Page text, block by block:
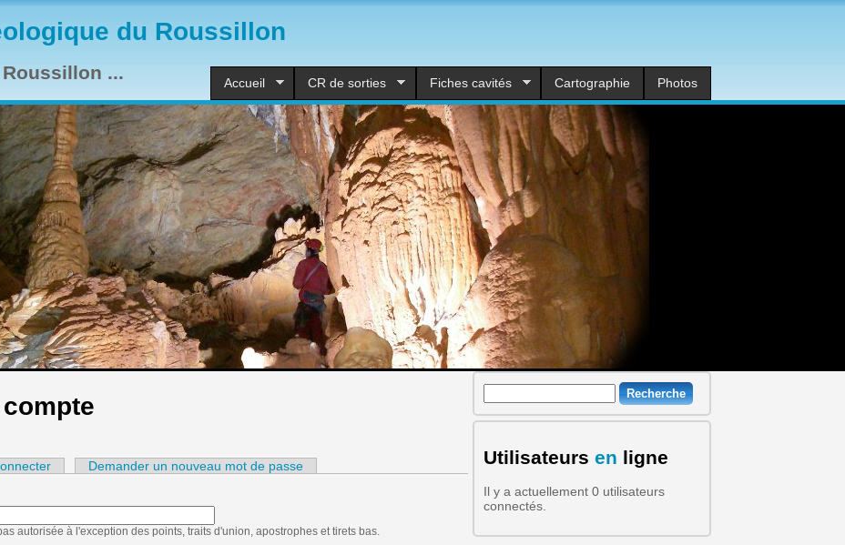
du Roussillon
... Accueil CR de sorties Fiches cavités Cartographie Photos
Demander un nouveau mot de passe
autorisée à l'exception des points, traits d'union, apostrophes et tirets bas.
Formulaire de recherche
Recherche
Utilisateurs en ligne
Il y a actuellement 0 utilisateurs
connectés.